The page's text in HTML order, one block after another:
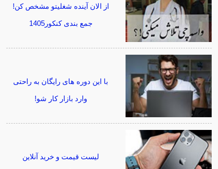
از الان آینده شغلیتو مشخص کن!
جمع بندی کنکور1405
با این دوره های رایگان به راحتی
وارد بازار کار شو!
لیست قیمت و خرید آنلاین